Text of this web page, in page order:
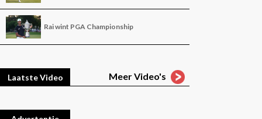
Rai wint PGA Championship
Laatste Video Meer Video's